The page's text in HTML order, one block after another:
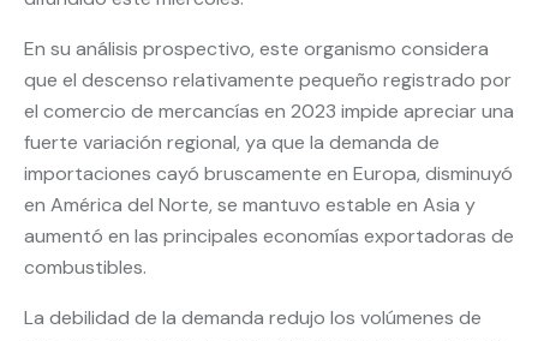
En su análisis prospectivo, este organismo considera
que el descenso relativamente pequeño registrado por
el comercio de mercancías en 2023 impide apreciar una
fuerte variación regional, ya que la demanda de
importaciones cayó bruscamente en Europa, disminuyó
en América del Norte, se mantuvo estable en Asia y
aumentó en las principales economías exportadoras de
combustibles.
La debilidad de la demanda redujo los volúmenes de